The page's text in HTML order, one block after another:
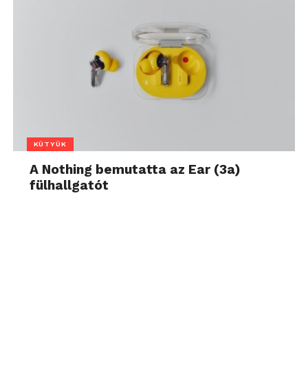
KÜTYÜK
A Nothing bemutatta az Ear (3a)
fülhallgatót